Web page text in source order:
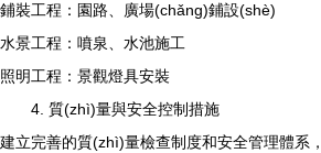
鋪裝工程：園路、廣場(chǎng)鋪設(shè)
水景工程：噴泉、水池施工
照明工程：景觀燈具安裝
4. 質(zhì)量與安全控制措施
建立完善的質(zhì)量檢查制度和安全管理體系